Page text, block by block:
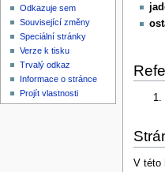
V této
Odkazuje sem
Související změny
Speciální stránky
Verze k tisku
Trvalý odkaz
Informace o stránce
Projít vlastnosti